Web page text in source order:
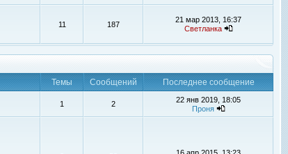
11 187
21 мар 2013, 16:37
Светланка
Темы Сообщений Последнее сообщение
1 2
22 янв 2019, 18:05
Проня